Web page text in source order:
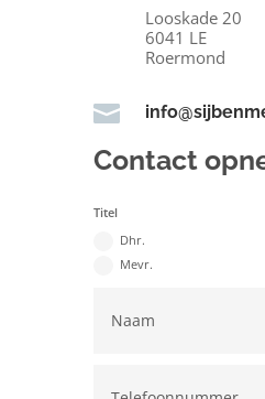
Looskade 20
6041 LE
Roermond

Contact
Titel
Dhr.
Mevr.